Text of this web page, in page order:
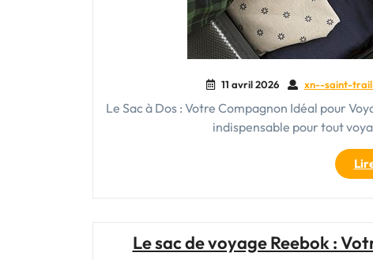
11 avril 2026 xn--saint-
Le Sac à Dos : Votre Compagnon Idéal pour
indispensable pour tout
Le sac de voyage Reebok :